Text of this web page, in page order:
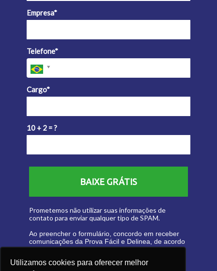
Utilizamos cookies para oferecer melhor
Empresa*
Telefone*
Cargo*
10 + 2 = ?
BAIXE GRÁTIS
Prometemos não utilizar suas informações de
contato para enviar qualquer tipo de SPAM.
Ao preencher o formulário, concordo em receber
comunicações da Prova Fácil e Delinea, de acordo
com meus interesses.
*Você pode descadastrar quando quiser!